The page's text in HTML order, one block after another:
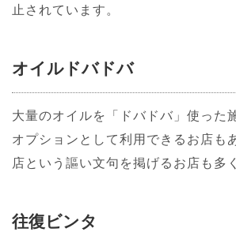
止されています。
オイルドバドバ
大量のオイルを「ドバドバ」使った
オプションとして利用できるお店も
店という謳い文句を掲げるお店も多
往復ビンタ